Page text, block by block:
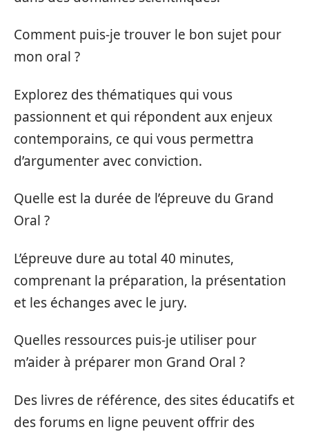
Comment puis-je trouver le bon sujet pour
mon oral ?
Explorez des thématiques qui vous
passionnent et qui répondent aux enjeux
contemporains, ce qui vous permettra
d’argumenter avec conviction.
Quelle est la durée de l’épreuve du Grand
Oral ?
L’épreuve dure au total 40 minutes,
comprenant la préparation, la présentation
et les échanges avec le jury.
Quelles ressources puis-je utiliser pour
m’aider à préparer mon Grand Oral ?
Des livres de référence, des sites éducatifs et
des forums en ligne peuvent offrir des